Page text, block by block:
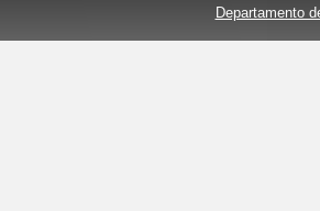
Departamento